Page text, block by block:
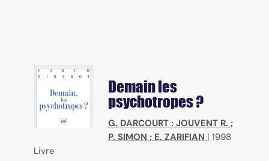
Demain les
psychotropes ?
G. DARCOURT ; JOUVENT R. ;
P. SIMON ; E. ZARIFIAN | 1998
Livre